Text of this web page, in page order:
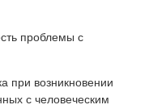
проблемы с
при возникновении
с человеческим